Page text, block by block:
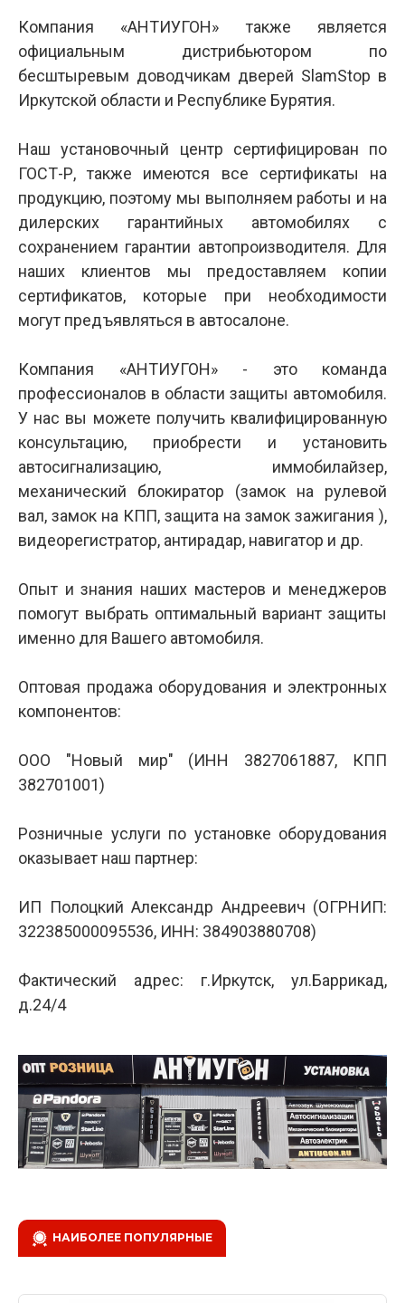
Компания «АНТИУГОН» также является
официальным дистрибьютором по
бесштыревым доводчикам дверей SlamStop в
Иркутской области и Республике Бурятия.
Наш установочный центр сертифицирован по
ГОСТ-Р, также имеются все сертификаты на
продукцию, поэтому мы выполняем работы и на
дилерских гарантийных автомобилях с
сохранением гарантии автопроизводителя. Для
наших клиентов мы предоставляем копии
сертификатов, которые при необходимости
могут предъявляться в автосалоне.
Компания «АНТИУГОН» - это команда
профессионалов в области защиты автомобиля.
У нас вы можете получить квалифицированную
консультацию, приобрести и установить
автосигнализацию, иммобилайзер,
механический блокиратор (замок на рулевой
вал, замок на КПП, защита на замок зажигания ),
видеорегистратор, антирадар, навигатор и др.
Опыт и знания наших мастеров и менеджеров
помогут выбрать оптимальный вариант защиты
именно для Вашего автомобиля.
Оптовая продажа оборудования и электронных
компонентов:
ООО "Новый мир" (ИНН 3827061887, КПП
382701001)
Розничные услуги по установке оборудования
оказывает наш партнер:
ИП Полоцкий Александр Андреевич (ОГРНИП:
322385000095536, ИНН: 384903880708)
Фактический адрес: г.Иркутск, ул.Баррикад,
д.24/4
НАИБОЛЕЕ ПОПУЛЯРНЫЕ